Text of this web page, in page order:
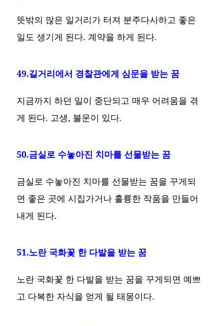
뜻밖의 많은 일거리가 터져 분주다사하고 좋은
일도 생기게 된다. 계약을 하게 된다.
49.길거리에서 경찰관에게 심문을 받는 꿈
지금까지 하던 일이 중단되고 매우 어려움을 겪
게 된다. 고생, 불운이 있다.
50.금실로 수놓아진 치마를 선물받는 꿈
금실로 수놓아진 치마를 선물받는 꿈을 꾸게되
면 좋은 곳에 시집가거나 훌륭한 작품을 만들어
내게 된다.
51.노란 국화꽃 한 다발을 받는 꿈
노란 국화꽃 한 다발을 받는 꿈을 꾸게되면 예쁘
고 다복한 자식을 얻게 될 태몽이다.